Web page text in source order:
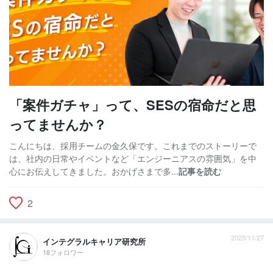
「案件ガチャ」って、SESの宿命だと思
ってませんか？
こんにちは、採用チームの金久保です。これまでのストーリーで
は、社内の日常やイベントなど「エンジーニアスの雰囲気」を中
心にお伝えしてきました。おかげさまで多...記事を読む
2
インテグラルキャリア研究所
18フォロワー
2025/11/27